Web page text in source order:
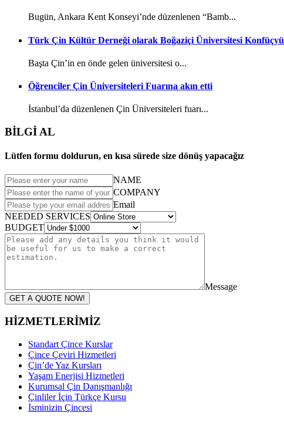
Bugün, Ankara Kent Konseyi’nde düzenlenen “Bamb...
Türk Çin Kültür Derneği olarak Boğaziçi Üniversitesi
Başta Çin’in en önde gelen üniversitesi o...
Öğrenciler Çin Üniversiteleri Fuarına akın etti
İstanbul’da düzenlenen Çin Üniversiteleri fuarı...
BİLGİ AL
Lütfen formu doldurun, en kısa sürede size dönüş yapacağız
NAME
COMPANY
Email
NEEDED SERVICES
BUDGET
Message
GET A QUOTE NOW!
HİZMETLERİMİZ
Standart Çince Kurslar
Çince Çeviri Hizmetleri
Çin’de Yaz Kursları
Yaşam Enerjisi Hizmetleri
Kurumsal Çin Danışmanlığı
Çinliler İçin Türkçe Kursu
İsminizin Çincesi